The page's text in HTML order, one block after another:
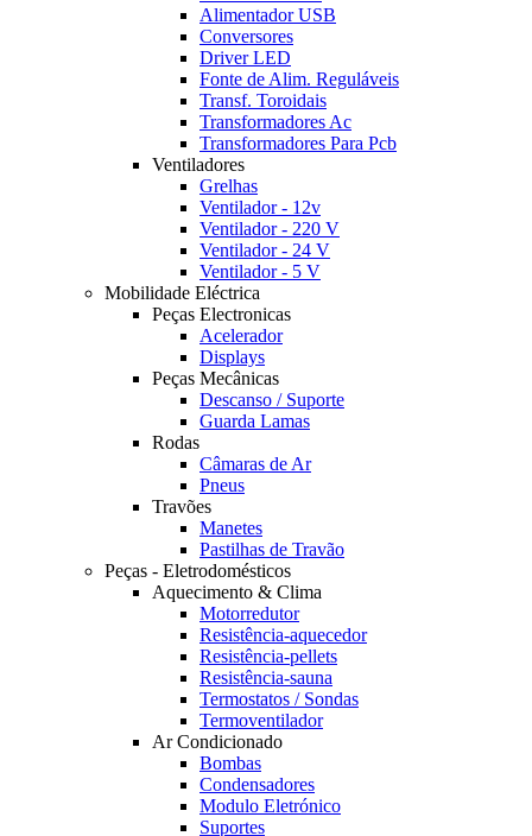
Alimentador USB
Conversores
Driver LED
Fonte de Alim. Reguláveis
Transf. Toroidais
Transformadores Ac
Transformadores Para Pcb
Ventiladores
Grelhas
Ventilador - 12v
Ventilador - 220 V
Ventilador - 24 V
Ventilador - 5 V
Mobilidade Eléctrica
Peças Electronicas
Acelerador
Displays
Peças Mecânicas
Descanso / Suporte
Guarda Lamas
Rodas
Câmaras de Ar
Pneus
Travões
Manetes
Pastilhas de Travão
Peças - Eletrodomésticos
Aquecimento & Clima
Motorredutor
Resistência-aquecedor
Resistência-pellets
Resistência-sauna
Termostatos / Sondas
Termoventilador
Ar Condicionado
Bombas
Condensadores
Modulo Eletrónico
Suportes